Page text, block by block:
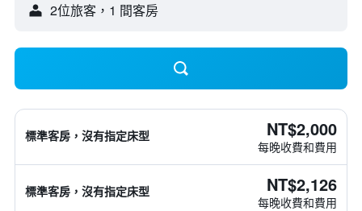
2位旅客，1 間客房
標準客房，沒有指定床型 NT$2,000
每晚收費和費用
標準客房，沒有指定床型 NT$2,126
每晚收費和費用